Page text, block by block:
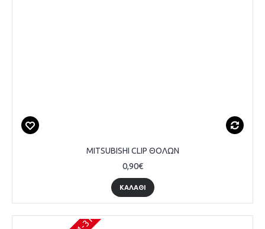
MITSUBISHI CLIP ΘΟΛΩΝ
0,90€
ΚΑΛΆΘΙ